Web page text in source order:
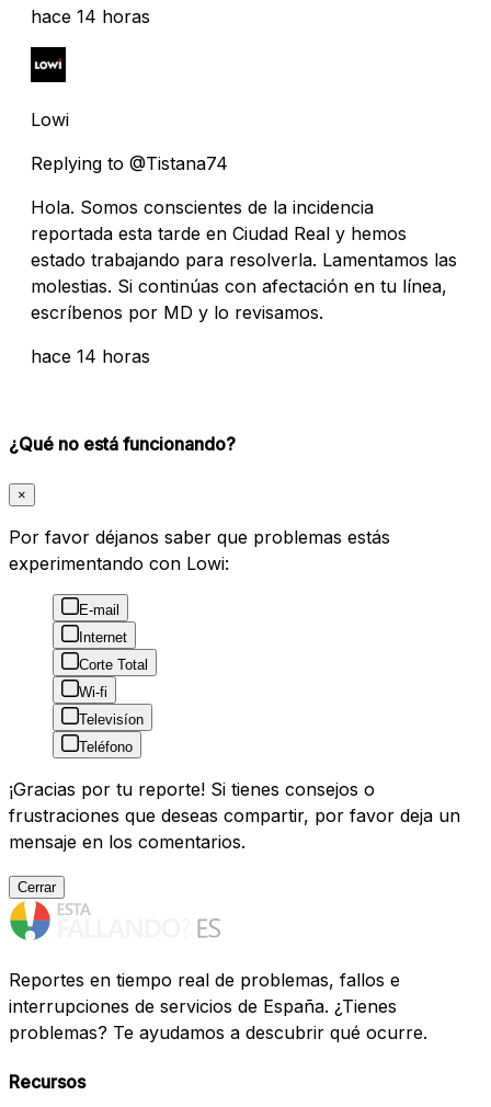
hace 14 horas
Lowi
Replying to @Tistana74
Hola. Somos conscientes de la incidencia
reportada esta tarde en Ciudad Real y hemos
estado trabajando para resolverla. Lamentamos las
molestias. Si continúas con afectación en tu línea,
escríbenos por MD y lo revisamos.
hace 14 horas
¿Qué no está funcionando?
×
Por favor déjanos saber que problemas estás
experimentando con Lowi:
E-mail
Internet
Corte Total
Wi-fi
Televisíon
Teléfono
¡Gracias por tu reporte! Si tienes consejos o
frustraciones que deseas compartir, por favor deja un
mensaje en los comentarios.
Cerrar
Reportes en tiempo real de problemas, fallos e
interrupciones de servicios de España. ¿Tienes
problemas? Te ayudamos a descubrir qué ocurre.
Recursos